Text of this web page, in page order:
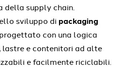
della supply chain.
sviluppo di packaging
con una logica
e contenitori ad alte
e facilmente riciclabili.